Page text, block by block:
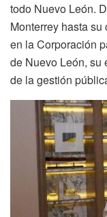
todo Nuevo León.
Monterrey hasta
en la Corporación
de Nuevo León, su
de la gestión